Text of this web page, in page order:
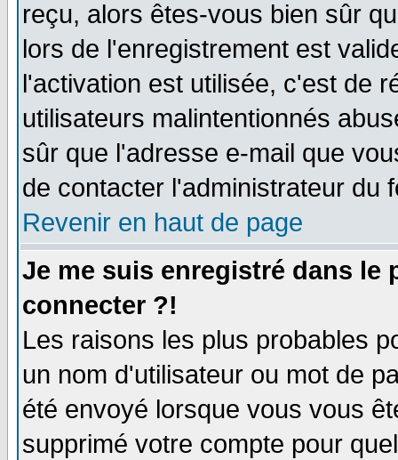
reçu, alors êtes-vous bien sûr
lors de l'enregistrement est
l'activation est utilisée, c'est de
utilisateurs malintentionnés
sûr que l'adresse e-mail que
de contacter l'administrateur du
Revenir en haut de page
Je me suis enregistré dans le
connecter ?!
Les raisons les plus probables
un nom d'utilisateur ou mot de
été envoyé lorsque vous vous
supprimé votre compte pour